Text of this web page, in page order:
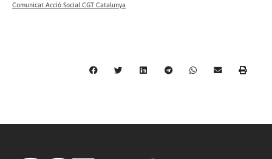
Comunicat Acció Social CGT Catalunya